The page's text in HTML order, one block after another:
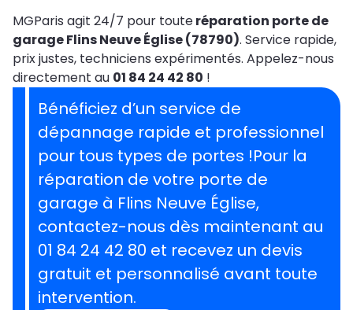
MGParis agit 24/7 pour touteréparation porte de
garage Flins Neuve Église (78790). Service rapide,
prix justes, techniciens expérimentés. Appelez-nous
directement au 01 84 24 42 80 !
Bénéficiez d’un service de
dépannage rapide et professionnel
pour tous types de portes !Pour la
réparation de votre porte de
garage à Flins Neuve Église,
contactez-nous dès maintenant au
01 84 24 42 80 et recevez un devis
gratuit et personnalisé avant toute
intervention.